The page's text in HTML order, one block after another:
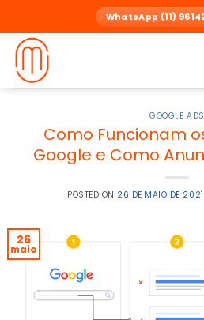
content
WhatsApp (11)
GOOGLE ADS
Como Funcionam
Google e Como
POSTED ON 26 DE MAIO DE 2021
26
maio